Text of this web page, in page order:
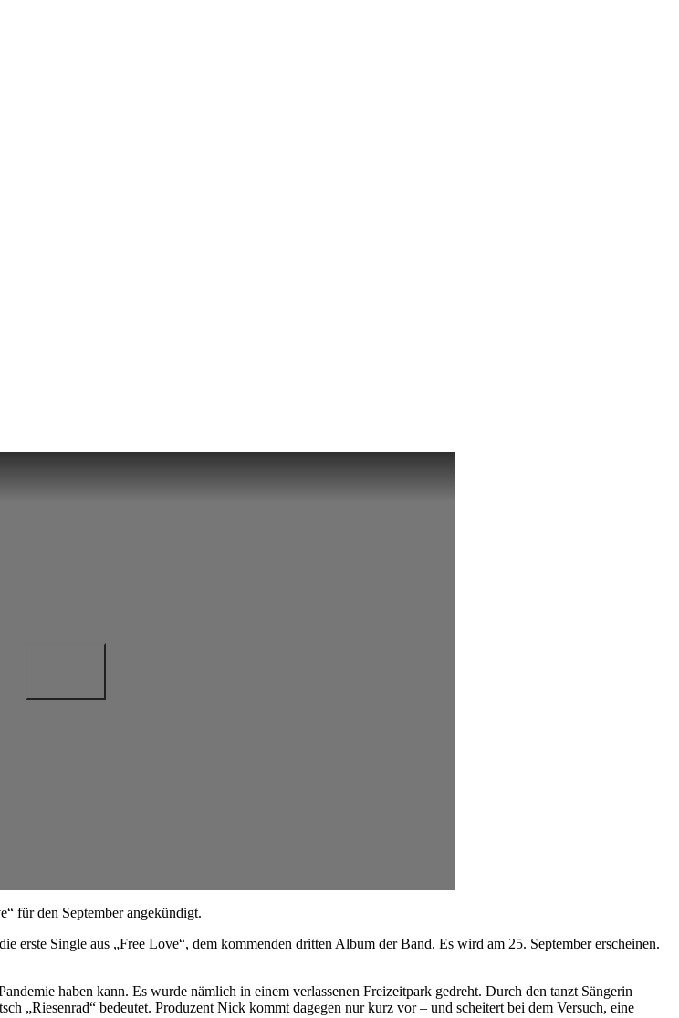
für den September angekündigt.
erste Single aus „Free Love“, dem kommenden dritten Album der Band. Es wird am 25. September erscheinen.
haben kann. Es wurde nämlich in einem verlassenen Freizeitpark gedreht. Durch den tanzt Sängerin
„Riesenrad“ bedeutet. Produzent Nick kommt dagegen nur kurz vor – und scheitert bei dem Versuch, eine